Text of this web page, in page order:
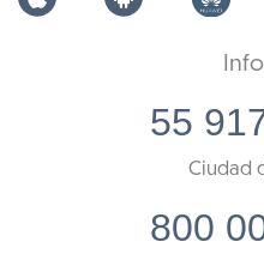
55
Ciudad
800